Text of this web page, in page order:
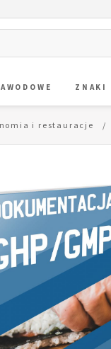
ZNAKI
i restauracje